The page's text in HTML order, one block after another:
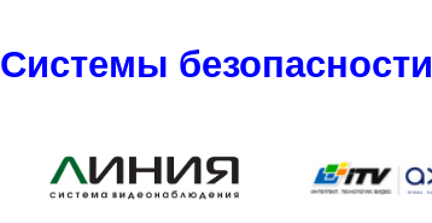
Системы безопасности